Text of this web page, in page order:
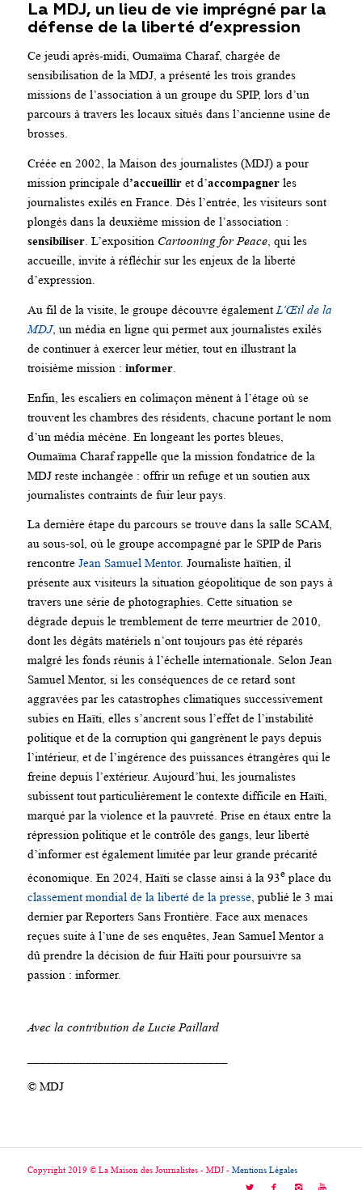
La MDJ, un lieu de vie imprégné par la
défense de la liberté d’expression
Ce jeudi après-midi, Oumaïma Charaf, chargée de
sensibilisation de la MDJ, a présenté les trois grandes
missions de l’association à un groupe du SPIP, lors d’un
parcours à travers les locaux situés dans l’ancienne usine de
brosses.
Créée en 2002, la Maison des journalistes (MDJ) a pour
mission principale d’accueilliret d’accompagnerles
journalistes exilés en France. Dès l’entrée, les visiteurs sont
plongés dans la deuxième mission de l’association :
sensibiliser. L’exposition Cartooning for Peace, qui les
accueille, invite à réfléchir sur les enjeux de la liberté
d’expression.
Au fil de la visite, le groupe découvre également L’Œil de la
MDJ, un média en ligne qui permet aux journalistes exilés
de continuer à exercer leur métier, tout en illustrant la
troisième mission : informer.
Enfin, les escaliers en colimaçon mènent à l’étage où se
trouvent les chambres des résidents, chacune portant le nom
d’un média mécène. En longeant les portes bleues,
Oumaïma Charaf rappelle que la mission fondatrice de la
MDJ reste inchangée : offrir un refuge et un soutien aux
journalistes contraints de fuir leur pays.
La dernière étape du parcours se trouve dans la salle SCAM,
au sous-sol, où le groupe accompagné par le SPIP de Paris
rencontre Jean Samuel Mentor. Journaliste haïtien, il
présente aux visiteurs la situation géopolitique de son pays à
travers une série de photographies. Cette situation se
dégrade depuis le tremblement de terre meurtrier de 2010,
dont les dégâts matériels n’ont toujours pas été réparés
malgré les fonds réunis à l’échelle internationale. Selon Jean
Samuel Mentor, si les conséquences de ce retard sont
aggravées par les catastrophes climatiques successivement
subies en Haïti, elles s’ancrent sous l’effet de l’instabilité
politique et de la corruption qui gangrènent le pays depuis
l’intérieur, et de l’ingérence des puissances étrangères qui le
freine depuis l’extérieur. Aujourd’hui, les journalistes
subissent tout particulièrement le contexte difficile en Haïti,
marqué par la violence et la pauvreté. Prise en étaux entre la
répression politique et le contrôle des gangs, leur liberté
d’informer est également limitée par leur grande précarité
économique. En 2024, Haïti se classe ainsi à la 93eplace du
classement mondial de la liberté de la presse, publié le 3 mai
dernier par Reporters Sans Frontière. Face aux menaces
reçues suite à l’une de ses enquêtes, Jean Samuel Mentor a
dû prendre la décision de fuir Haïti pour poursuivre sa
passion : informer.
Avec la contribution de Lucie Paillard
© MDJ
Copyright 2019 © La Maison des Journalistes - MDJ - Mentions Légales